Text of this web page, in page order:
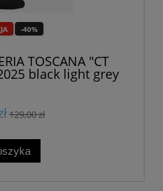
-40%
TOSCANA "CT
black light grey
129,00 zł